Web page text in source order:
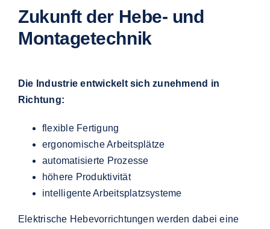
Zukunft der Hebe- und
Montagetechnik
Die Industrie entwickelt sich zunehmend in
Richtung:
flexible Fertigung
ergonomische Arbeitsplätze
automatisierte Prozesse
höhere Produktivität
intelligente Arbeitsplatzsysteme
Elektrische Hebevorrichtungen werden dabei eine